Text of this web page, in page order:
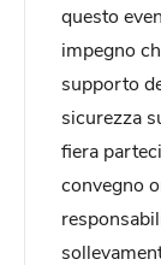
questo
impegno
supporto
sicurezza
fiera
convegno